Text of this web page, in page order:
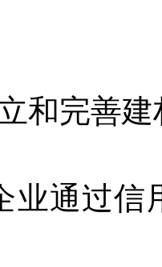
和完善
业通过信